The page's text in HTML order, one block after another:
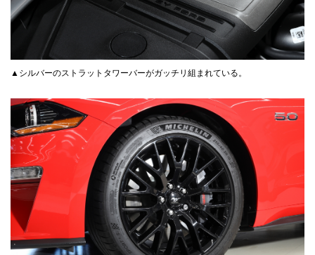
▲シルバーのストラットタワーバーがガッチリ組まれている。